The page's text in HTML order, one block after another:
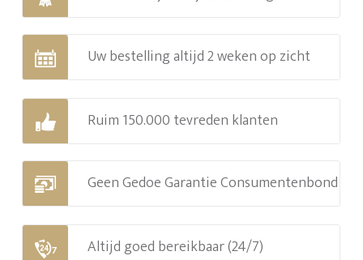
Uw bestelling altijd 2 weken op zicht
Ruim 150.000 tevreden klanten
Geen Gedoe Garantie Consumentenbond
Altijd goed bereikbaar (24/7)